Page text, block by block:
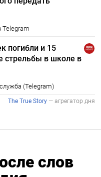
слов